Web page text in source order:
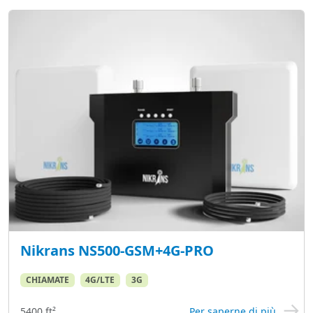
Nikrans NS500-GSM+4G-PRO
CHIAMATE 4G/LTE 3G